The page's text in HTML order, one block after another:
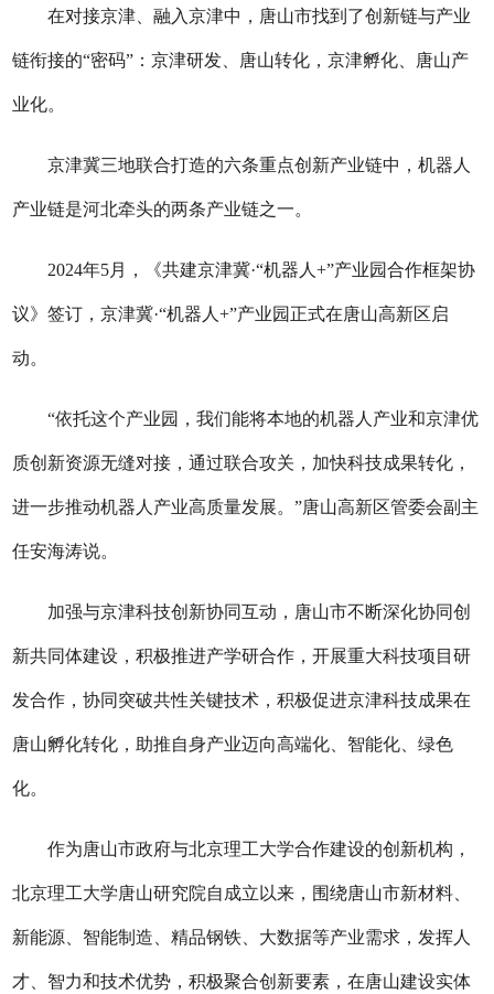
在对接京津、融入京津中，唐山市找到了创新链与产业
链衔接的“密码”：京津研发、唐山转化，京津孵化、唐山产
业化。
京津冀三地联合打造的六条重点创新产业链中，机器人
产业链是河北牵头的两条产业链之一。
2024年5月，《共建京津冀·“机器人+”产业园合作框架协
议》签订，京津冀·“机器人+”产业园正式在唐山高新区启
动。
“依托这个产业园，我们能将本地的机器人产业和京津优
质创新资源无缝对接，通过联合攻关，加快科技成果转化，
进一步推动机器人产业高质量发展。”唐山高新区管委会副主
任安海涛说。
加强与京津科技创新协同互动，唐山市不断深化协同创
新共同体建设，积极推进产学研合作，开展重大科技项目研
发合作，协同突破共性关键技术，积极促进京津科技成果在
唐山孵化转化，助推自身产业迈向高端化、智能化、绿色
化。
作为唐山市政府与北京理工大学合作建设的创新机构，
北京理工大学唐山研究院自成立以来，围绕唐山市新材料、
新能源、智能制造、精品钢铁、大数据等产业需求，发挥人
才、智力和技术优势，积极聚合创新要素，在唐山建设实体